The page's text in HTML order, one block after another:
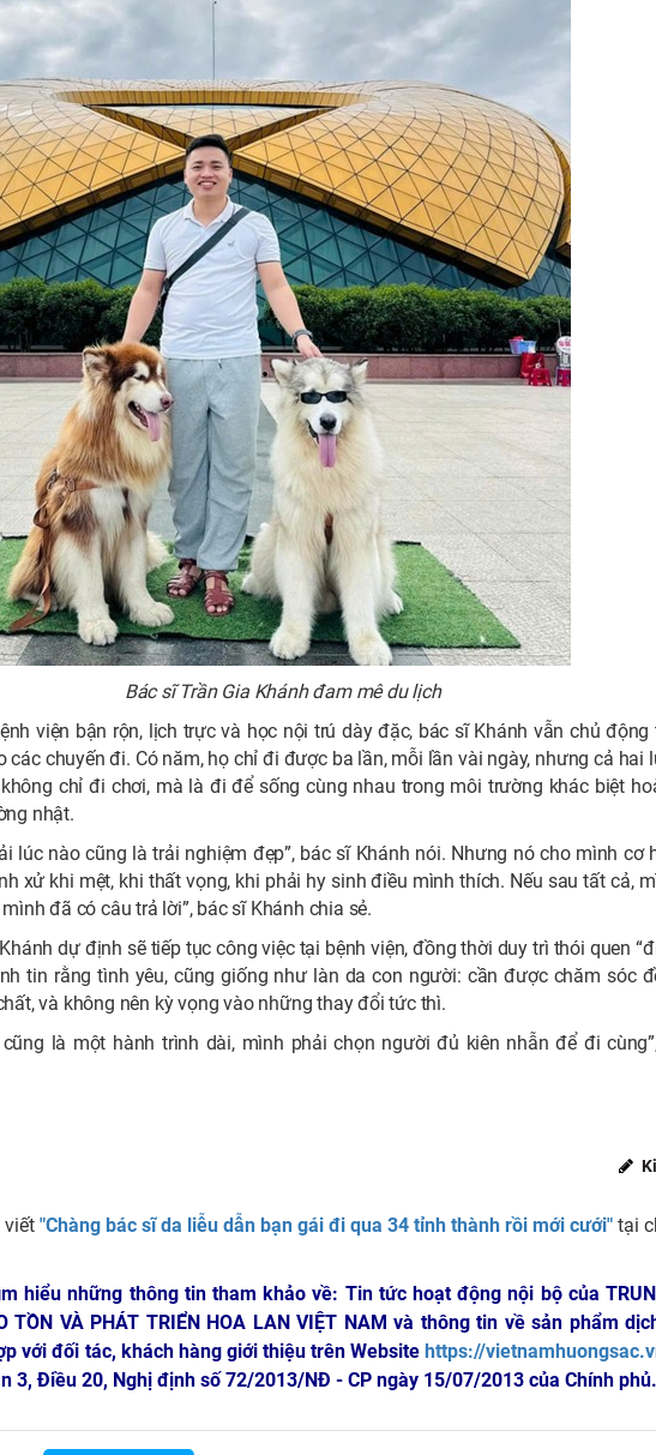
Bác sĩ Trần Gia Khánh đam mê du lịch
viện bận rộn, lịch trực và học nội trú dày đặc, bác sĩ Khánh vẫn chủ động
các chuyến đi. Có năm, họ chỉ đi được ba lần, mỗi lần vài ngày, nhưng cả hai
chỉ đi chơi, mà là đi để sống cùng nhau trong môi trường khác biệt
nhật.
lúc nào cũng là trải nghiệm đẹp”, bác sĩ Khánh nói. Nhưng nó cho mình cơ
xử khi mệt, khi thất vọng, khi phải hy sinh điều mình thích. Nếu sau tất cả,
đã có câu trả lời”, bác sĩ Khánh chia sẻ.
dự định sẽ tiếp tục công việc tại bệnh viện, đồng thời duy trì thói quen
tin rằng tình yêu, cũng giống như làn da con người: cần được chăm sóc
và không nên kỳ vọng vào những thay đổi tức thì.
cũng là một hành trình dài, mình phải chọn người đủ kiên nhẫn để đi
viết "Chàng bác sĩ da liễu dẫn bạn gái đi qua 34 tỉnh thành rồi mới cưới" tại
hiểu những thông tin tham khảo về: Tin tức hoạt động nội bộ của
TỒN VÀ PHÁT TRIỂN HOA LAN VIỆT NAM và thông tin về sản phẩm
với đối tác, khách hàng giới thiệu trên Websitehttps://
3, Điều 20, Nghị định số 72/2013/NĐ - CP ngày 15/07/2013 của Chính phủ.